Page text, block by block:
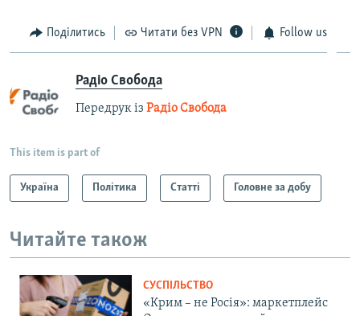
Поділитись Читати без VPN Follow us
Радіо Свобода
Передрук із Радіо Свобода
This item is part of
Україна Політика Статті Головне за добу
Читайте також
СУСПІЛЬСТВО
«Крим – не Росія»: маркетплейс